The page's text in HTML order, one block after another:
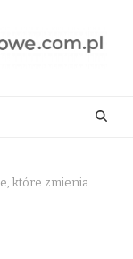
które zmienia